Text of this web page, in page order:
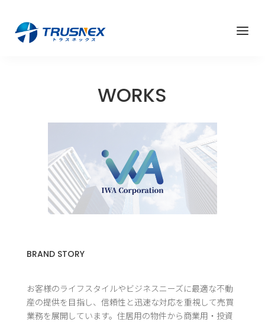
a
WORKS
BRAND STORY
お客様のライフスタイルやビジネスニーズに最適な不動
産の提供を目指し、信頼性と迅速な対応を重視して売買
業務を展開しています。住居用の物件から商業用・投資